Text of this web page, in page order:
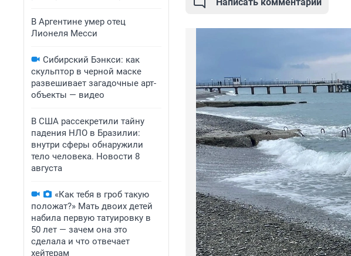
В Аргентине умер отец
Лионеля Месси
Сибирский Бэнкси: как
скульптор в черной маске
развешивает загадочные арт-
объекты — видео
В США рассекретили тайну
падения НЛО в Бразилии:
внутри сферы обнаружили
тело человека. Новости 8
августа
«Как тебя в гроб такую
положат?» Мать двоих детей
набила первую татуировку в
50 лет — зачем она это
сделала и что отвечает
хейтерам